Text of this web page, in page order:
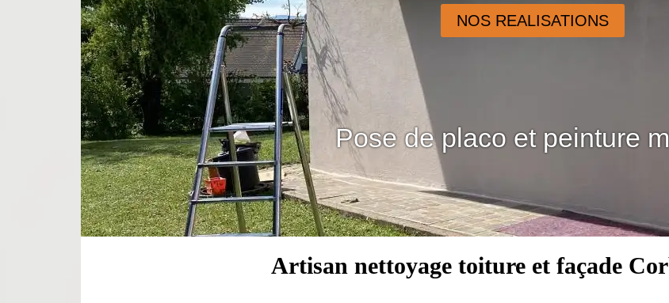
NOS REALISATIONS
Pose de placo et peinture
Artisan nettoyage toiture et façade